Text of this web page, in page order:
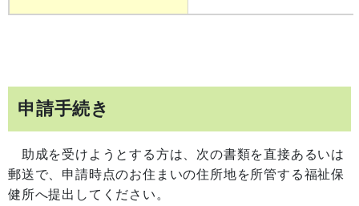
申請手続き
助成を受けようとする方は、次の書類を直接あるいは
郵送で、申請時点のお住まいの住所地を所管する福祉保
健所へ提出してください。